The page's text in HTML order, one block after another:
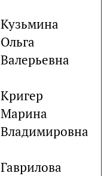
Кузьмина
Ольга
Валерьевна
Кригер
Марина
Владимировна
Гаврилова